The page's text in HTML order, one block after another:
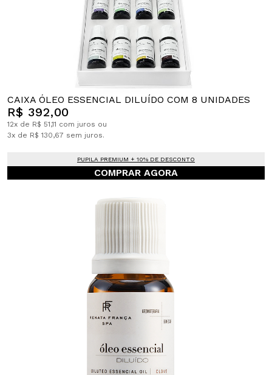
CAIXA ÓLEO ESSENCIAL DILUÍDO COM 8 UNIDADES
R$ 392,00
12x de R$ 51,11 com juros ou
3x de R$ 130,67 sem juros.
PUPILA PREMIUM + 10% DE DESCONTO
COMPRAR AGORA